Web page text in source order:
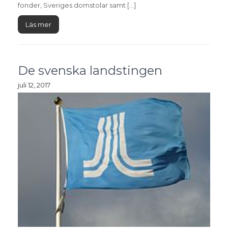
fonder, Sveriges domstolar samt […]
Läs mer
De svenska landstingen
juli 12, 2017